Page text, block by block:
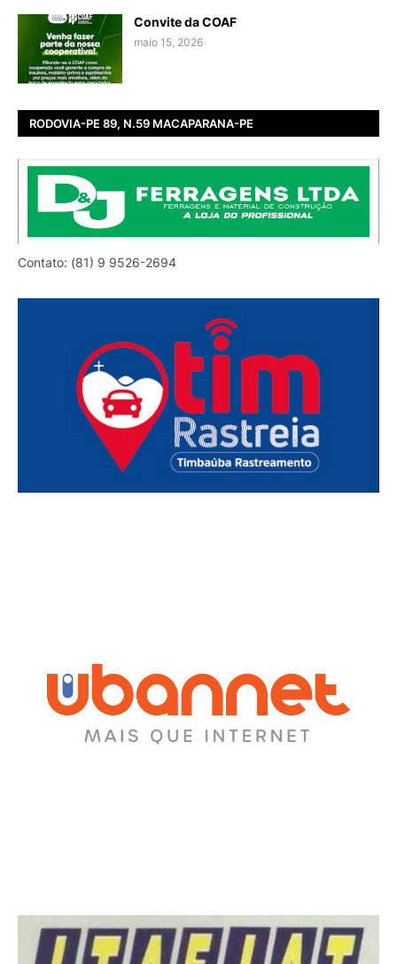
Convite da COAF
maio 15, 2026
RODOVIA-PE 89, N.59 MACAPARANA-PE
Contato: (81) 9 9526-2694